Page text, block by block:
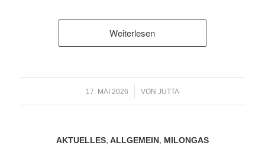
Weiterlesen
17. MAI 2026
/ VON JUTTA
AKTUELLES, ALLGEMEIN , MILONGAS